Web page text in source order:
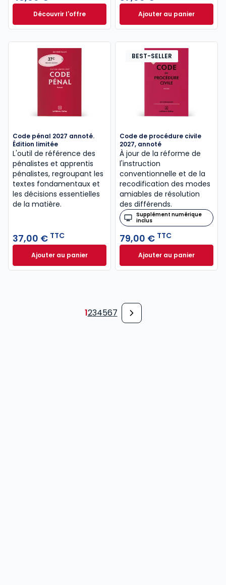
Découvrir l'offreLe guide pénal 2026. 27e éd. à partir de
Dès
Ajouter au panier
Code de
Code pénal 2027 annoté.
Édition limitée
L'outil de référence des
pénalistes et apprentis
pénalistes, regroupant les
textes fondamentaux et
les décisions essentielles
de la matière.
37,00 € TTC
Ajouter au panierCode pénal 2027 annoté. Édition limitée à 37,00 €
BEST-SELLER
Code de procédure civile
2027, annoté
À jour de la réforme de
l'instruction
conventionnelle et de la
recodification des modes
amiables de résolution
des différends.
Supplément numérique
inclus
79,00 € TTC
Ajouter au panier
Code de
1234567